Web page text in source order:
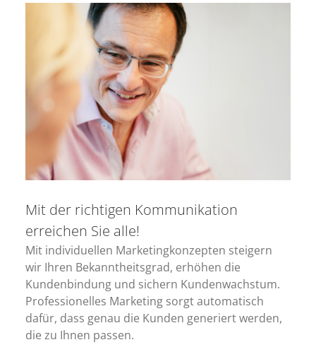
Mit der richtigen Kommunikation
erreichen Sie alle!
Mit individuellen Marketingkonzepten steigern
wir Ihren Bekanntheitsgrad, erhöhen die
Kundenbindung und sichern Kundenwachstum.
Professionelles Marketing sorgt automatisch
dafür, dass genau die Kunden generiert werden,
die zu Ihnen passen.